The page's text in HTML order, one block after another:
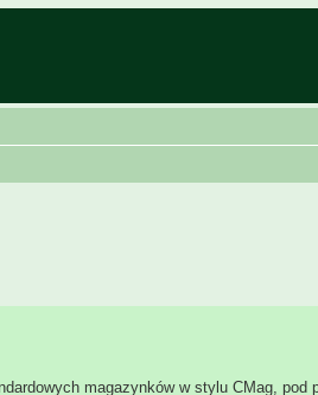
magazynków w stylu CMag, pod